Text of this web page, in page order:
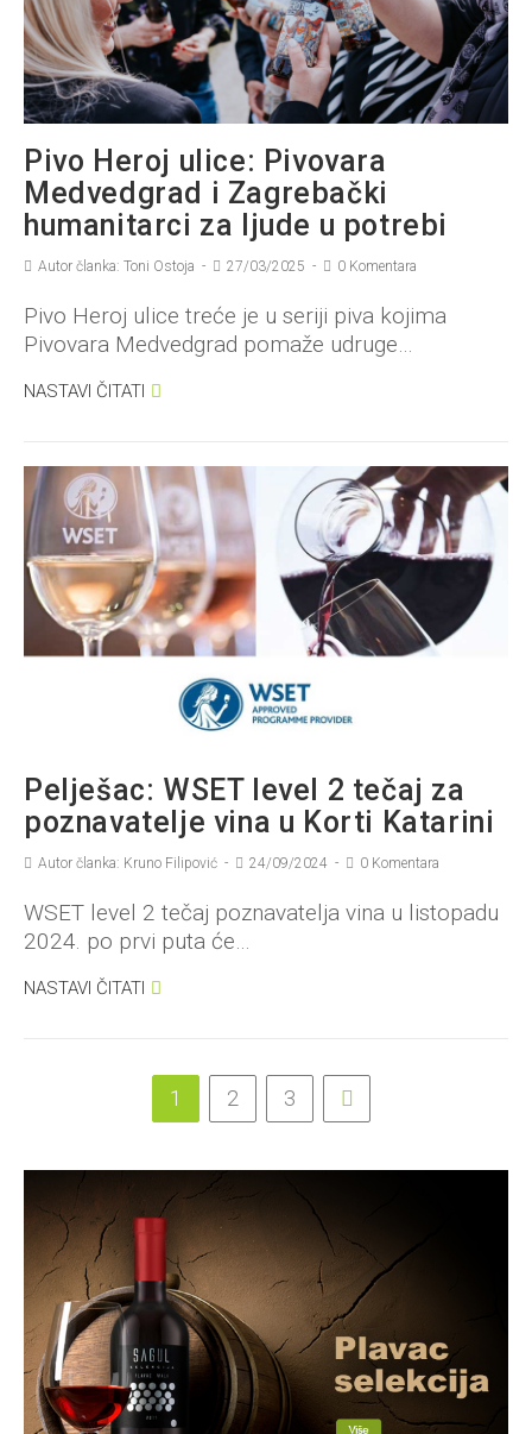
Pivo Heroj ulice: Pivovara
Medvedgrad i Zagrebački
humanitarci za ljude u potrebi
Autor članka: Toni Ostoja 27/03/2025 0 Komentara
Pivo Heroj ulice treće je u seriji piva kojima
Pivovara Medvedgrad pomaže udruge…
NASTAVI ČITATI
Pelješac: WSET level 2 tečaj za
poznavatelje vina u Korti Katarini
Autor članka: Kruno Filipović 24/09/2024 0 Komentara
WSET level 2 tečaj poznavatelja vina u listopadu
2024. po prvi puta će…
NASTAVI ČITATI
1 2 3